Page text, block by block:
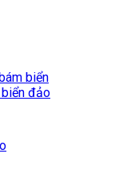
biển
đảo